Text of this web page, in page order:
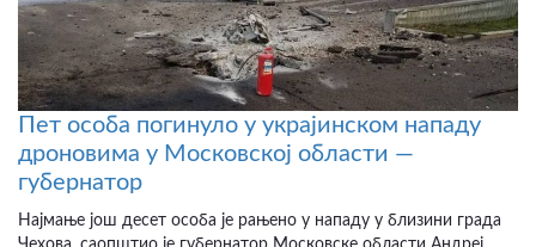
Пет особа погинуло у украјинском нападу
дроновима у Московској области —
губернатор
Најмање још десет особа је рањено у нападу у близини града